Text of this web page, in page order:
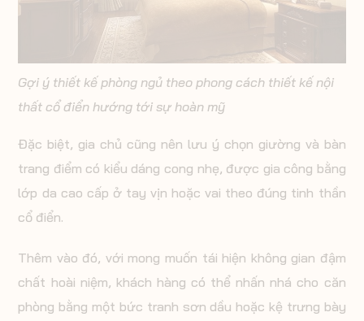
Gợi ý thiết kế phòng ngủ theo phong cách thiết kế nội
thất cổ điển hướng tới sự hoàn mỹ
Đặc biệt, gia chủ cũng nên lưu ý chọn giường và bàn
trang điểm có kiểu dáng cong nhẹ, được gia công bằng
lớp da cao cấp ở tay vịn hoặc vai theo đúng tinh thần
cổ điển.
Thêm vào đó, với mong muốn tái hiện không gian đậm
chất hoài niệm, khách hàng có thể nhấn nhá cho căn
phòng bằng một bức tranh sơn dầu hoặc kệ trưng bày